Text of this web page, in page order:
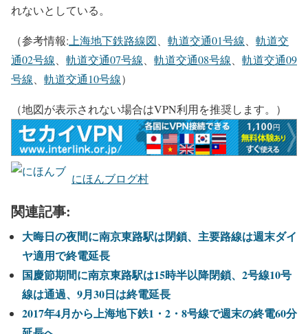
れないとしている。
（参考情報:上海地下鉄路線図、 軌道交通01号線、 軌道交
通02号線、 軌道交通07号線、 軌道交通08号線、 軌道交通09
号線、 軌道交通10号線）
（地図が表示されない場合はVPN利用を推奨します。）
にほんブログ村
関連記事:
大晦日の夜間に南京東路駅は閉鎖、主要路線は週末ダイ
ヤ適用で終電延長
国慶節期間に南京東路駅は15時半以降閉鎖、2号線10号
線は通過、9月30日は終電延長
2017年4月から上海地下鉄1・2・8号線で週末の終電60分